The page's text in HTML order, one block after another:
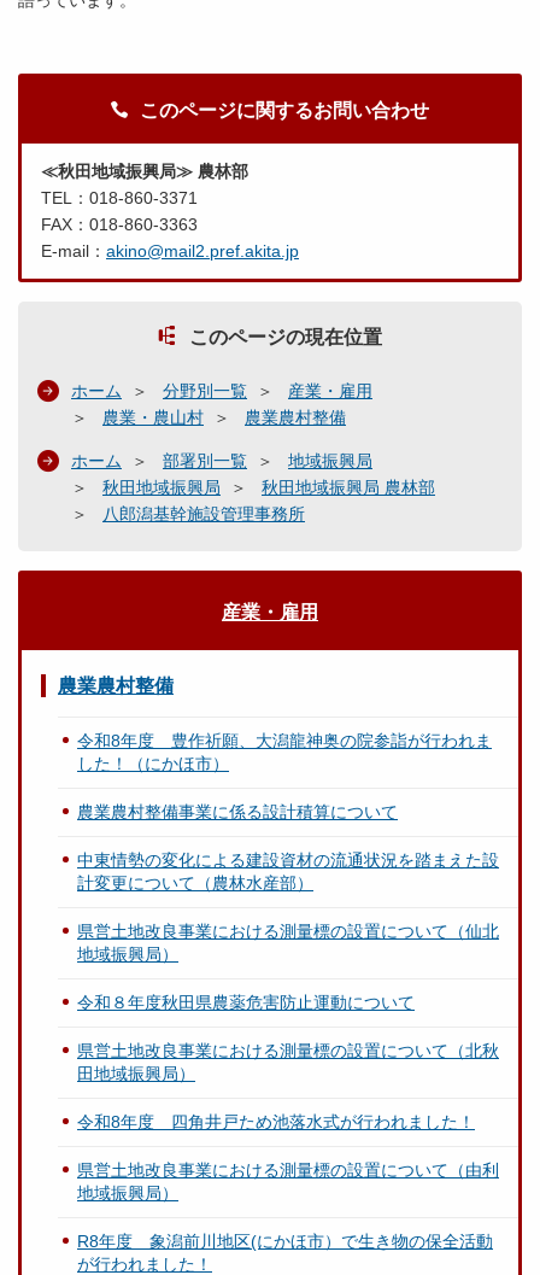
このページに関するお問い合わせ
≪秋田地域振興局≫ 農林部
TEL：018-860-3371
FAX：018-860-3363
E-mail： akino@mail2.pref.akita.jp
このページの現在位置
ホーム 分野別一覧
産業・雇用
農業・農山村
農業農村整備
ホーム 部署別一覧
地域振興局
秋田地域振興局
秋田地域振興局 農林部
八郎潟基幹施設管理事務所
産業・雇用
農業農村整備
令和8年度 豊作祈願、大潟龍神奥の院参詣が行われま
した！（にかほ市）
農業農村整備事業に係る設計積算について
中東情勢の変化による建設資材の流通状況を踏まえた設
計変更について（農林水産部）
県営土地改良事業における測量標の設置について（仙北
地域振興局）
令和８年度秋田県農薬危害防止運動について
県営土地改良事業における測量標の設置について（北秋
田地域振興局）
令和8年度 四角井戸ため池落水式が行われました！
県営土地改良事業における測量標の設置について（由利
地域振興局）
R8年度 象潟前川地区(にかほ市）で生き物の保全活動
が行われました！